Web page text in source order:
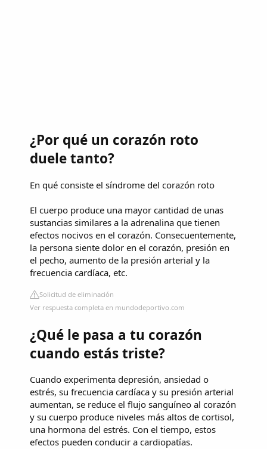
¿Por qué un corazón roto
duele tanto?
En qué consiste el síndrome del corazón roto
El cuerpo produce una mayor cantidad de unas
sustancias similares a la adrenalina que tienen
efectos nocivos en el corazón. Consecuentemente,
la persona siente dolor en el corazón, presión en
el pecho, aumento de la presión arterial y la
frecuencia cardíaca, etc.
Solicitud de eliminación
Ver respuesta completa en mundodeportivo.com
¿Qué le pasa a tu corazón
cuando estás triste?
Cuando experimenta depresión, ansiedad o
estrés, su frecuencia cardíaca y su presión arterial
aumentan, se reduce el flujo sanguíneo al corazón
y su cuerpo produce niveles más altos de cortisol,
una hormona del estrés. Con el tiempo, estos
efectos pueden conducir a cardiopatías.